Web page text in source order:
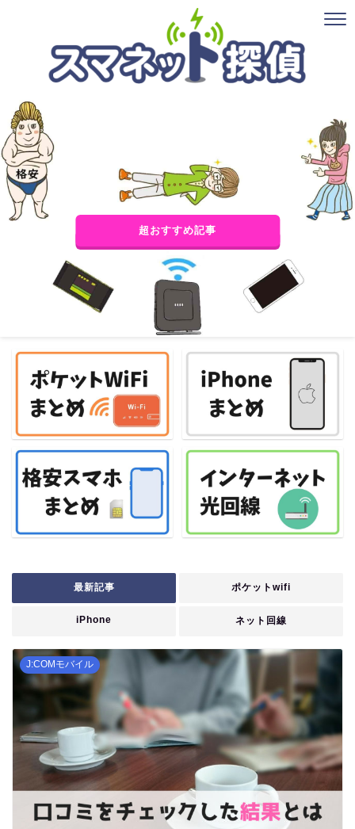
超おすすめ記事
最新記事 ポケットwifi
iPhone ネット回線
J:COMモバイル